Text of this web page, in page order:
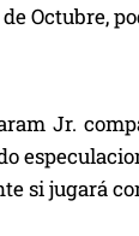
Octubre,
Jr.
si jugará